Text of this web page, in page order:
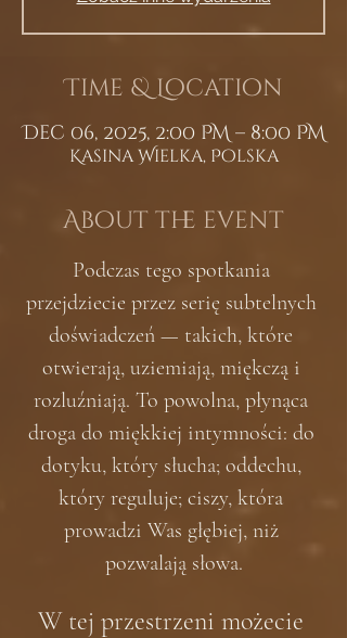
Time & Location
Dec 06, 2025, 2:00 PM – 8:00 PM
Kasina Wielka, Polska
About the event
Podczas tego spotkania
przejdziecie przez serię subtelnych
doświadczeń — takich, które
otwierają, uziemiają, miękczą i
rozluźniają. To powolna, płynąca
droga do miękkiej intymności: do
dotyku, który słucha; oddechu,
który reguluje; ciszy, która
prowadzi Was głębiej, niż
pozwalają słowa.
W tej przestrzeni możecie